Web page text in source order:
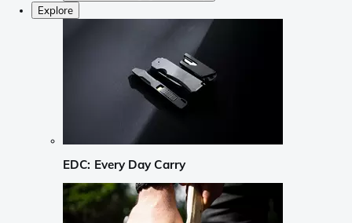
Explore
EDC: Every Day Carry